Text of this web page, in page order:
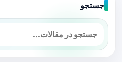
جستجو